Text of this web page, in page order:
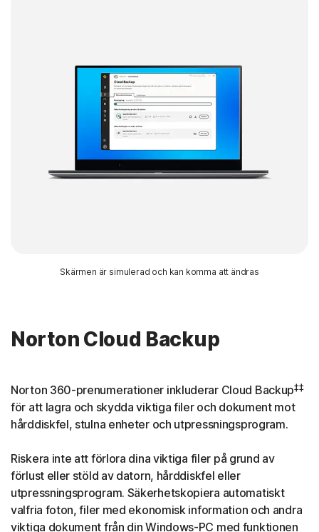
Skärmen är simulerad och kan komma att ändras
Norton Cloud Backup
Norton 360-prenumerationer inkluderar Cloud Backup‡‡
för att lagra och skydda viktiga filer och dokument mot
hårddiskfel, stulna enheter och utpressningsprogram.
Riskera inte att förlora dina viktiga filer på grund av
förlust eller stöld av datorn, hårddiskfel eller
utpressningsprogram. Säkerhetskopiera automatiskt
valfria foton, filer med ekonomisk information och andra
viktiga dokument från din Windows-PC med funktionen